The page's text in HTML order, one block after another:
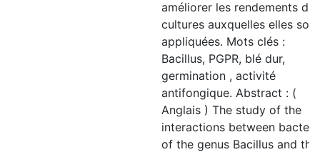
améliorer les rendements des
cultures auxquelles elles sont
appliquées. Mots clés :
Bacillus, PGPR, blé dur,
germination , activité
antifongique. Abstract : (
Anglais ) The study of the
interactions between
of the genus Bacillus and